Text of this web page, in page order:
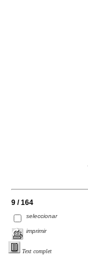
9 / 164
seleccionar
imprimir
Text complet